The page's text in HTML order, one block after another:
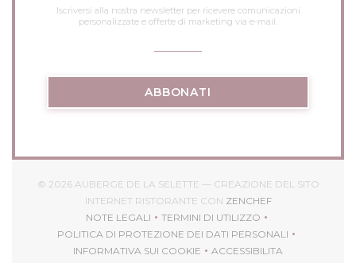
Iscriversi alla nostra newsletter per ricevere comunicazioni
personalizzate e offerte di marketing via e-mail.
ABBONATI
© 2026 AUBERGE DE LA SELETTE — CREAZIONE DEL SITO
INTERNET RISTORANTE CON ZENCHEF((APRE UNA
NOTE LEGALI
((APRE UNA NUOVA FINESTRA))
TERMINI DI UTILIZZO
((APRE UNA NUOVA
POLITICA DI PROTEZIONE DEI DATI PERSONALI
((APRE UNA NUOVA FINESTRA))
INFORMATIVA SUI COOKIE
((APRE UNA NUOVA FINESTRA))
ACCESSIBILITA
((APRE UNA NUOVA